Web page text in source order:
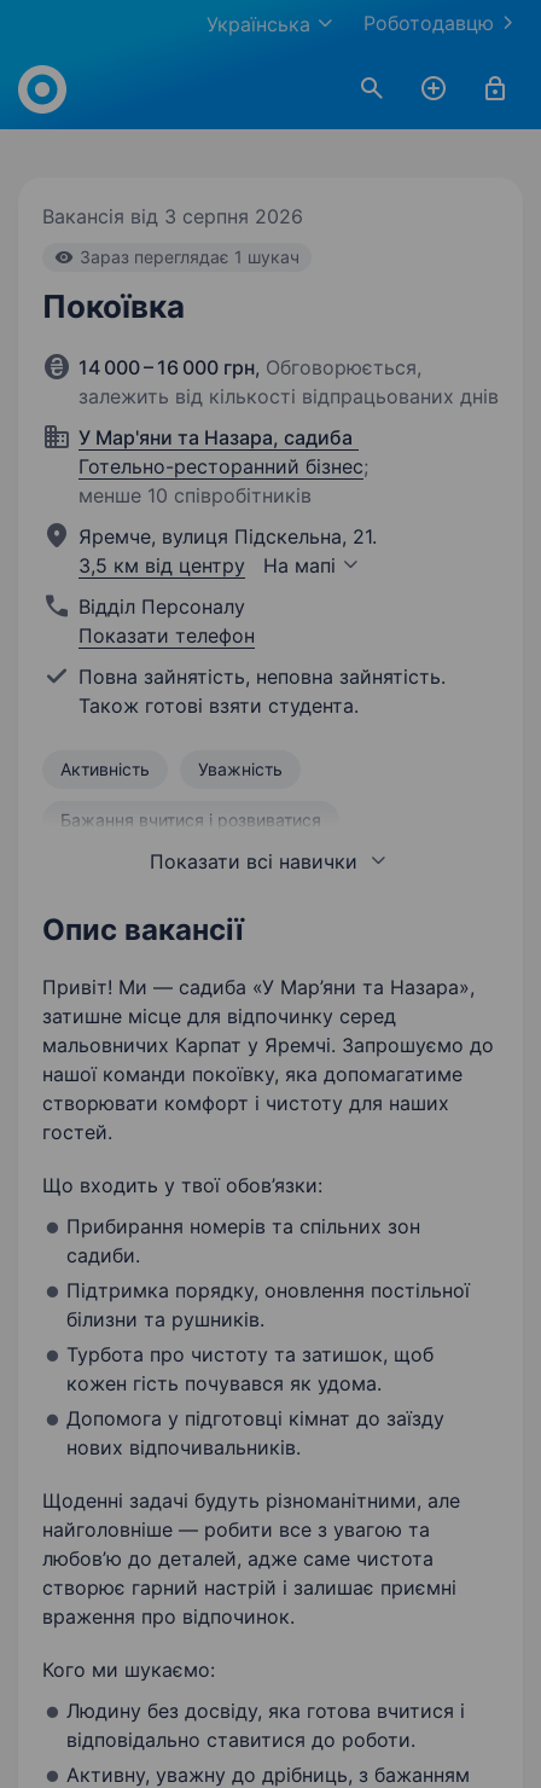
Роботодавцю
Українська
Work.ua
Вакансія від 3 серпня 2026
Зараз переглядає 1 шукач
Покоївка
14 000 – 16 000 грн, Обговорюється,
залежить від кількості відпрацьованих днів
У Мар'яни та Назара, садиба
Готельно-ресторанний бізнес;
менше 10 співробітників
Яремче, вулиця Підскельна, 21.
3,5 км від центру
На мапі
Відділ Персоналу
Показати телефон
Повна зайнятість, неповна зайнятість.
Також готові взяти студента.
Активність Уважність
Бажання вчитися і розвиватися
Прибирання приміщень
Контроль підготовки номерів
Показати всі навички
Опис вакансії
Привіт! Ми — садиба «У Мар’яни та Назара»,
затишне місце для відпочинку серед
мальовничих Карпат у Яремчі. Запрошуємо до
нашої команди покоївку, яка допомагатиме
створювати комфорт і чистоту для наших
гостей.
Що входить у твої обов’язки:
Прибирання номерів та спільних зон
садиби.
Підтримка порядку, оновлення постільної
білизни та рушників.
Турбота про чистоту та затишок, щоб
кожен гість почувався як удома.
Допомога у підготовці кімнат до заїзду
нових відпочивальників.
Щоденні задачі будуть різноманітними, але
найголовніше — робити все з увагою та
любов’ю до деталей, адже саме чистота
створює гарний настрій і залишає приємні
враження про відпочинок.
Кого ми шукаємо:
Людину без досвіду, яка готова вчитися і
відповідально ставитися до роботи.
Активну, уважну до дрібниць, з бажанням